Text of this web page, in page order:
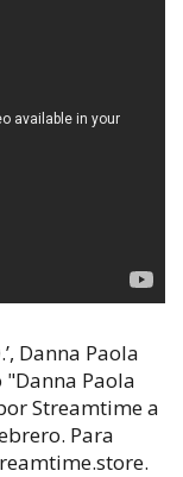
Danna Paola
Paola
Streamtime a
Para